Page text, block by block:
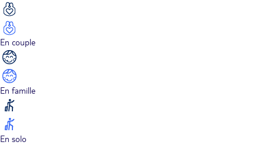
En couple
En famille
En solo